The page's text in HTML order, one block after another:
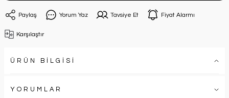
Paylaş Yorum Yaz Tavsiye Et Fiyat Alarmı
Karşılaştır
ÜRÜN BİLGİSİ
YORUMLAR